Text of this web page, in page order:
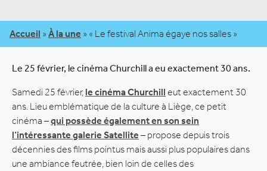
Accueil » À la une » « Le festival Anima égaye nos salles »
Le 25 février, le cinéma Churchill a eu exactement 30 ans.
Samedi 25 février, le cinéma Churchill eut exactement 30
ans. Lieu emblématique de la culture à Liège, ce petit
cinéma –qui possède également en son sein
l’intéressante galerie Satellite – propose depuis trois
décennies des films pointus mais aussi plus populaires dans
une ambiance feutrée, bien loin de celles des